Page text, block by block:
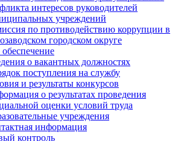
интересов руководителей
учреждений
по противодействию коррупции в
городском округе
о вакантных должностях
поступления на службу
и результаты конкурсов
о результатах проведения
оценки условий труда
учреждения
информация
контроль